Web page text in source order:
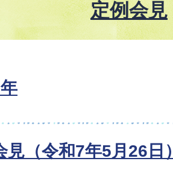
定例会見
見（令和7年5月26日